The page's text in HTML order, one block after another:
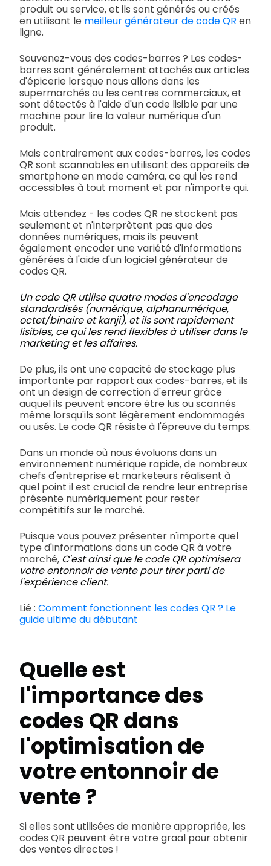
produit ou service, et ils sont générés ou créés
en utilisant le meilleur générateur de code QR en
ligne.
Souvenez-vous des codes-barres ? Les codes-
barres sont généralement attachés aux articles
d'épicerie lorsque nous allons dans les
supermarchés ou les centres commerciaux, et
sont détectés à l'aide d'un code lisible par une
machine pour lire la valeur numérique d'un
produit.
Mais contrairement aux codes-barres, les codes
QR sont scannables en utilisant des appareils de
smartphone en mode caméra, ce qui les rend
accessibles à tout moment et par n'importe qui.
Mais attendez - les codes QR ne stockent pas
seulement et n'interprètent pas que des
données numériques, mais ils peuvent
également encoder une variété d'informations
générées à l'aide d'un logiciel générateur de
codes QR.
Un code QR utilise quatre modes d'encodage
standardisés (numérique, alphanumérique,
octet/binaire et kanji), et ils sont rapidement
lisibles, ce qui les rend flexibles à utiliser dans le
marketing et les affaires.
De plus, ils ont une capacité de stockage plus
importante par rapport aux codes-barres, et ils
ont un design de correction d'erreur grâce
auquel ils peuvent encore être lus ou scannés
même lorsqu'ils sont légèrement endommagés
ou usés. Le code QR résiste à l'épreuve du temps.
Dans un monde où nous évoluons dans un
environnement numérique rapide, de nombreux
chefs d'entreprise et marketeurs réalisent à
quel point il est crucial de rendre leur entreprise
présente numériquement pour rester
compétitifs sur le marché.
Puisque vous pouvez présenter n'importe quel
type d'informations dans un code QR à votre
marché, C'est ainsi que le code QR optimisera
votre entonnoir de vente pour tirer parti de
l'expérience client.
Lié : Comment fonctionnent les codes QR ? Le
guide ultime du débutant
Quelle est
l'importance des
codes QR dans
l'optimisation de
votre entonnoir de
vente ?
Si elles sont utilisées de manière appropriée, les
codes QR peuvent être votre graal pour obtenir
des ventes directes !